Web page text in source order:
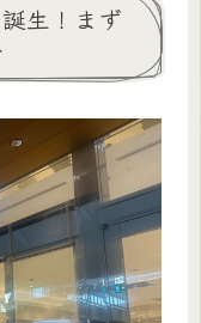
生！まず